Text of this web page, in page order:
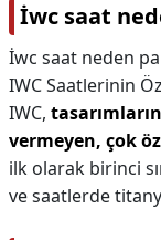
İwc saat
İwc saat neden
IWC Saatlerinin
IWC,
vermeyen, çok
ilk olarak birinci
ve saatlerde